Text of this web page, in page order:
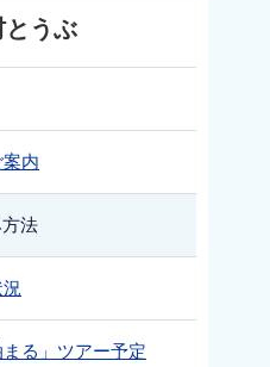
とうぶ
内
法
まる」ツアー予定